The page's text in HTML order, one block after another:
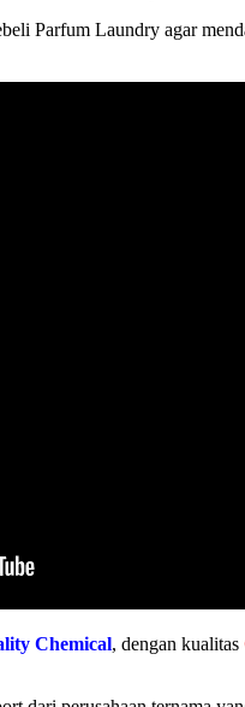
Parfum Laundry agar
Chemical, dengan kualitas